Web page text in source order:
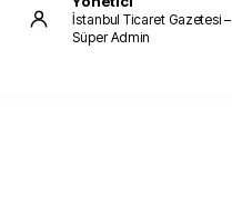
İstanbul Ticaret Gazetesi –
Süper Admin